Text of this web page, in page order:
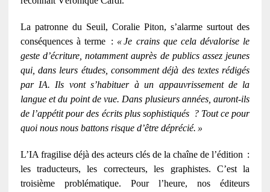
La patronne du Seuil, Coralie Piton, s’alarme surtout des
conséquences à terme : « Je crains que cela dévalorise le
geste d’écriture, notamment auprès de publics assez jeunes
qui, dans leurs études, consomment déjà des textes rédigés
par IA. Ils vont s’habituer àun appauvrissement de la
langue et du point de vue. Dans plusieurs années, auront-ils
de l’appétit pour des écrits plus sophistiqués ? Tout ce pour
quoi nous nous battons risque d’être déprécié. »
L’IA fragilise déjà des acteurs clés de la chaîne de l’édition :
les traducteurs, les correcteurs, les graphistes. C’est la
troisième problématique. Pour l’heure, noséditeurs